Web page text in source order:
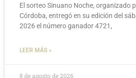
El sorteo Sinuano Noche, organizado
Córdoba, entregó en su edición del
2026 el número ganador 4721,
LEER MÁS »
8 de agosto de 2026